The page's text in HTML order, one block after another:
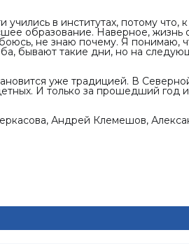
в институтах, потому что,
образование. Наверное, жизнь
не знаю почему. Я понимаю,
бывают такие дни, но на
уже традицией. В
И только за прошедший год
Андрей Клемешов,